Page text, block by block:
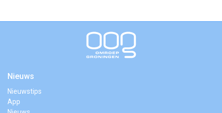
Nieuws
Nieuwstips
App